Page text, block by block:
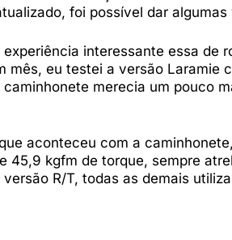
foi possível dar
interessante essa de
mês, eu testei a versão Laramie
merecia um pouco
aconteceu com a
45,9 kgfm de torque, sempre
R/T, todas as demais